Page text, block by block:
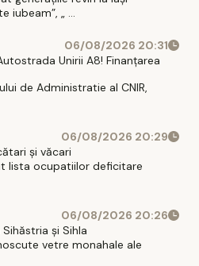
iubeam”, „ ...
06/08/2026 20:31
Unirii A8! Finanțarea
de Administratie al CNIR,
06/08/2026 20:29
și văcari
lista ocupatiilor deficitare
06/08/2026 20:26
și Sihla
vetre monahale ale